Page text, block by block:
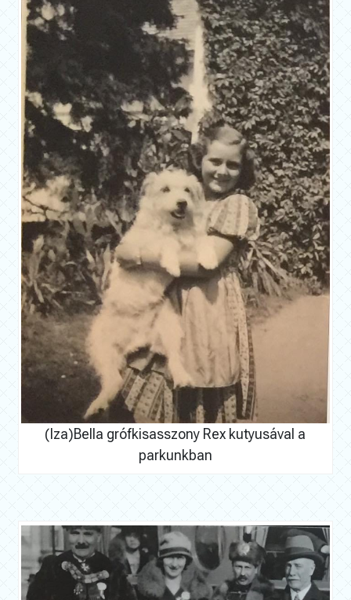
(Iza)Bella grófkisasszony Rex kutyusával a
parkunkban